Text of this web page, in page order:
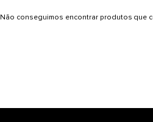
Não conseguimos encontrar produtos que